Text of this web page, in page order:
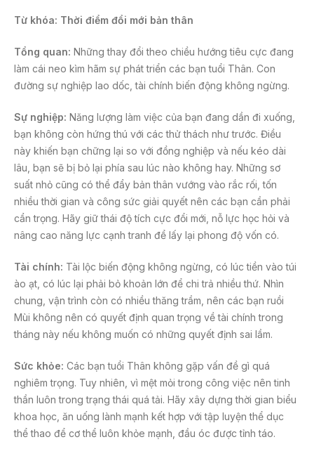
Từ khóa: Thời điểm đổi mới bản thân
Tổng quan: Những thay đổi theo chiều hướng tiêu cực đang
làm cái neo kìm hãm sự phát triển các bạn tuổi Thân. Con
đường sự nghiệp lao dốc, tài chính biến động không ngừng.
Sự nghiệp: Năng lượng làm việc của bạn đang dần đi xuống,
bạn không còn hứng thú với các thử thách như trước. Điều
này khiến bạn chững lại so với đồng nghiệp và nếu kéo dài
lâu, bạn sẽ bị bỏ lại phía sau lúc nào không hay. Những sơ
suất nhỏ cũng có thể đẩy bản thân vướng vào rắc rối, tốn
nhiều thời gian và công sức giải quyết nên các bạn cần phải
cẩn trọng. Hãy giữ thái độ tích cực đổi mới, nỗ lực học hỏi và
nâng cao năng lực cạnh tranh để lấy lại phong độ vốn có.
Tài chính: Tài lộc biến động không ngừng, có lúc tiền vào túi
ào ạt, có lúc lại phải bỏ khoản lớn để chi trả nhiều thứ. Nhìn
chung, vận trình còn có nhiều thăng trầm, nên các bạn ruồi
Mùi không nên có quyết định quan trọng về tài chính trong
tháng này nếu không muốn có những quyết định sai lầm.
Sức khỏe: Các bạn tuổi Thân không gặp vấn đề gì quá
nghiêm trọng. Tuy nhiên, vì mệt mỏi trong công việc nên tinh
thần luôn trong trạng thái quá tải. Hãy xây dựng thời gian biểu
khoa học, ăn uống lành mạnh kết hợp với tập luyện thể dục
thể thao để cơ thể luôn khỏe mạnh, đầu óc được tỉnh táo.